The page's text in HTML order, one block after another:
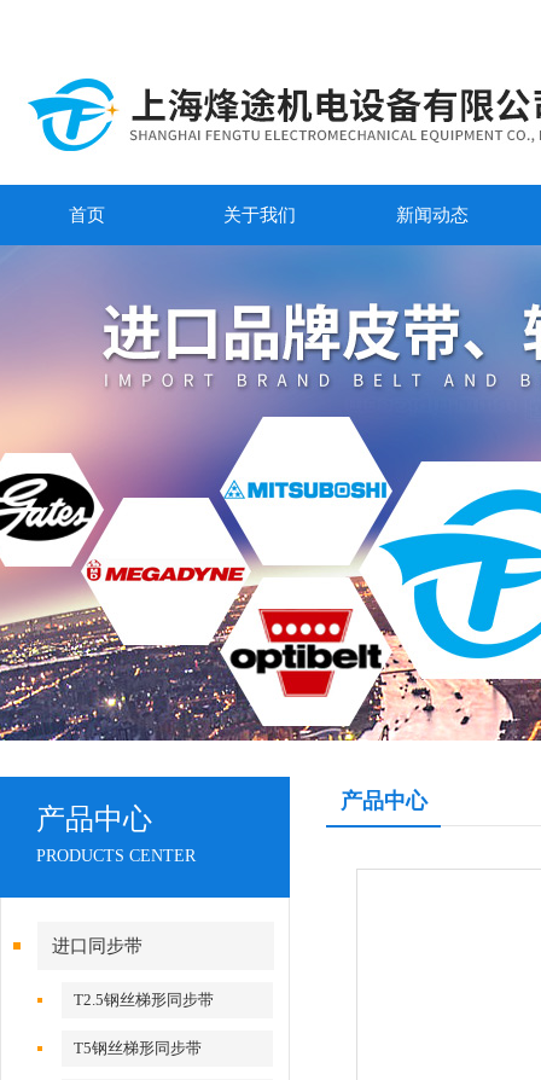
首页 关于我们 新闻动态
产品中心
PRODUCTS CENTER
进口同步带
T2.5钢丝梯形同步带
T5钢丝梯形同步带
产品中心